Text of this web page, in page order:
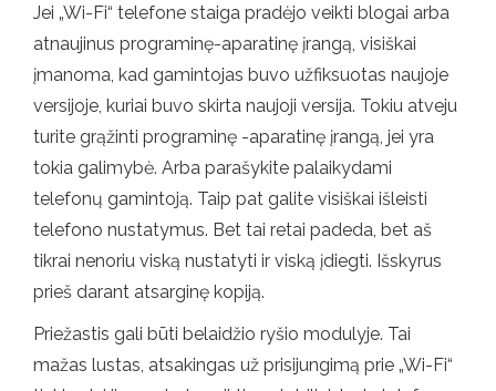
Jei „Wi-Fi“ telefone staiga pradėjo veikti blogai arba
atnaujinus programinę-aparatinę įrangą, visiškai
įmanoma, kad gamintojas buvo užfiksuotas naujoje
versijoje, kuriai buvo skirta naujoji versija. Tokiu atveju
turite grąžinti programinę -aparatinę įrangą, jei yra
tokia galimybė. Arba parašykite palaikydami
telefonų gamintoją. Taip pat galite visiškai išleisti
telefono nustatymus. Bet tai retai padeda, bet aš
tikrai nenoriu viską nustatyti ir viską įdiegti. Išskyrus
prieš darant atsarginę kopiją.
Priežastis gali būti belaidžio ryšio modulyje. Tai
mažas lustas, atsakingas už prisijungimą prie „Wi-Fi“